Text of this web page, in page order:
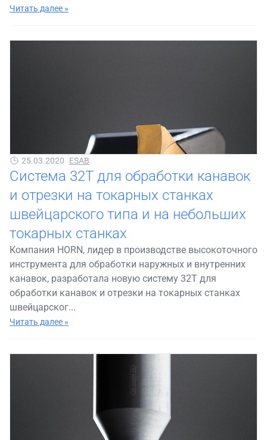
Читать далее »
25.03.2020 ESAB
Система 32T для обработки канавок
и отрезки на токарных станках
швейцарского типа и на небольших
токарных станках
Компания HORN, лидер в производстве высокоточного
инструмента для обработки наружных и внутренних
канавок, разработала новую систему 32T для
обработки канавок и отрезки на токарных станках
швейцарског...
Читать далее »